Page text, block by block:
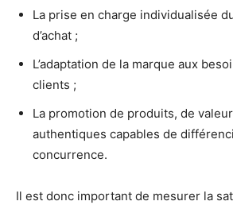
La prise en charge individualisée
d’achat ;
L’adaptation de la marque aux
clients ;
La promotion de produits, de
authentiques capables de
concurrence.
Il est donc important de mesurer la